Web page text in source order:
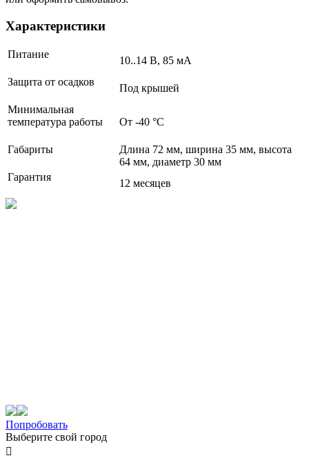
Характеристики
Питание
10..14 В, 85 мА
Защита от осадков
Под крышей
Минимальная
температура работы
От -40 °C
Габариты
Длина 72 мм, ширина 35 мм, высота
64 мм, диаметр 30 мм
Гарантия
12 месяцев
Попробовать
Выберите свой город
